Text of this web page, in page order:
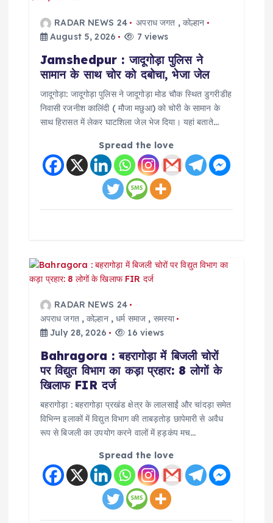
RADAR NEWS 24 अपराध जगत , कोल्हान
August 5, 2026
7 views
Jamshedpur : जादूगोड़ा पुलिस ने
सामान के साथ चोर को दबोचा, भेजा जेल
जादूगोड़ा: जादूगोड़ा पुलिस ने जादूगोड़ा मोड चौक स्थित डुगरीडीह
निवासी रजनीश कालिंदी ( मौजा मछुआ) को चोरी के सामान के
साथ हिरासत में लेकर घाटशिला जेल भेज दिया। यहां बताते…
Spread the love
RADAR NEWS 24
अपराध जगत,कोल्हान,धर्म समाज , समस्या
July 28, 2026
16 views
Bahragora : बहरागोड़ा में बिजली चोरों
पर विद्युत विभाग का कड़ा प्रहार: 8 लोगों के
खिलाफ FIR दर्ज
बहरागोड़ा : बहरागोड़ा प्रखंड क्षेत्र के लालसाईं और चांदड़ा समेत
विभिन्न इलाकों में विद्युत विभाग की ताबड़तोड़ छापेमारी से अवैध
रूप से बिजली का उपयोग करने वालों में हड़कंप मच…
Spread the love